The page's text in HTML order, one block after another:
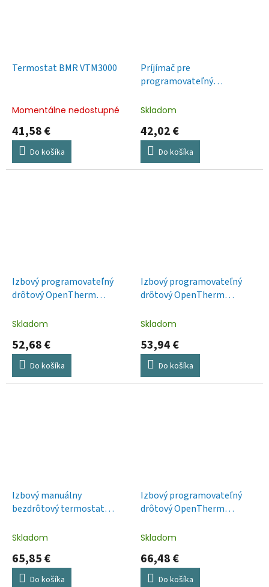
Termostat BMR VTM3000
Momentálne nedostupné
41,58 €
Do košíka
Príjímač pre
programovateľný
termostat P5611OT,
Skladom
42,02 €
Do košíka
Izbový programovateľný
drôtový OpenTherm
Skladom
52,68 €
Do košíka
Izbový programovateľný
drôtový OpenTherm
Skladom
53,94 €
Do košíka
Izbový manuálny
bezdrôtový termostat
Skladom
65,85 €
Do košíka
Izbový programovateľný
drôtový OpenTherm
Skladom
66,48 €
Do košíka